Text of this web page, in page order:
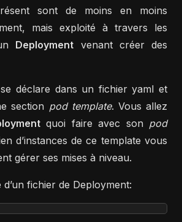
sont de moins en moins
mais exploité à travers les
Deployment venant créer des
déclare dans un fichier yaml et
section pod template. Vous allez
quoi faire avec son pod
d’instances de ce template vous
gérer ses mises à niveau.
fichier de Deployment: